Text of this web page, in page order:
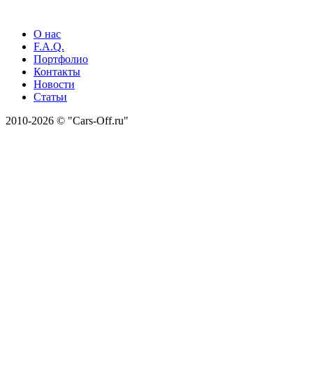
О нас
F.A.Q.
Портфолио
Контакты
Новости
Статьи
2010-2026 © "Cars-Off.ru"